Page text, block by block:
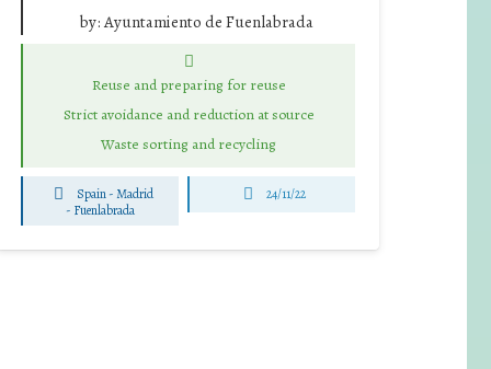
by:Ayuntamiento de Fuenlabrada
Reuse and preparing for reuse
Strict avoidance and reduction at source
Waste sorting and recycling
Spain - Madrid
- Fuenlabrada
24/11/22